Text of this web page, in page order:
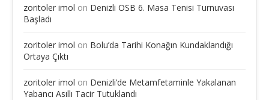
zoritoler imol on Denizli OSB 6. Masa Tenisi Turnuvası
Başladı
zoritoler imol on Bolu’da Tarihi Konağın Kundaklandığı
Ortaya Çıktı
zoritoler imol on Denizli’de Metamfetaminle Yakalanan
Yabancı Asıllı Tacir Tutuklandı